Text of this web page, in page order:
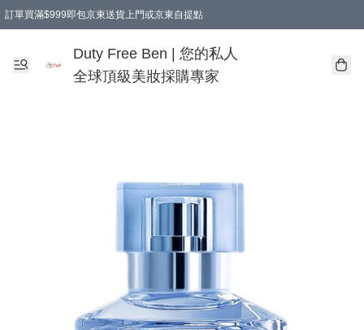
訂單買滿$999即包京東送貨上門或京東自提點
Duty Free Ben | 您的私人
全球頂級美妝採購專家